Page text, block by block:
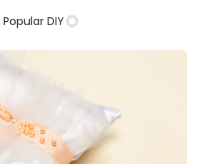
Popular DIY